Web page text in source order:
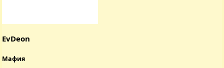
EvDeon
Мафия